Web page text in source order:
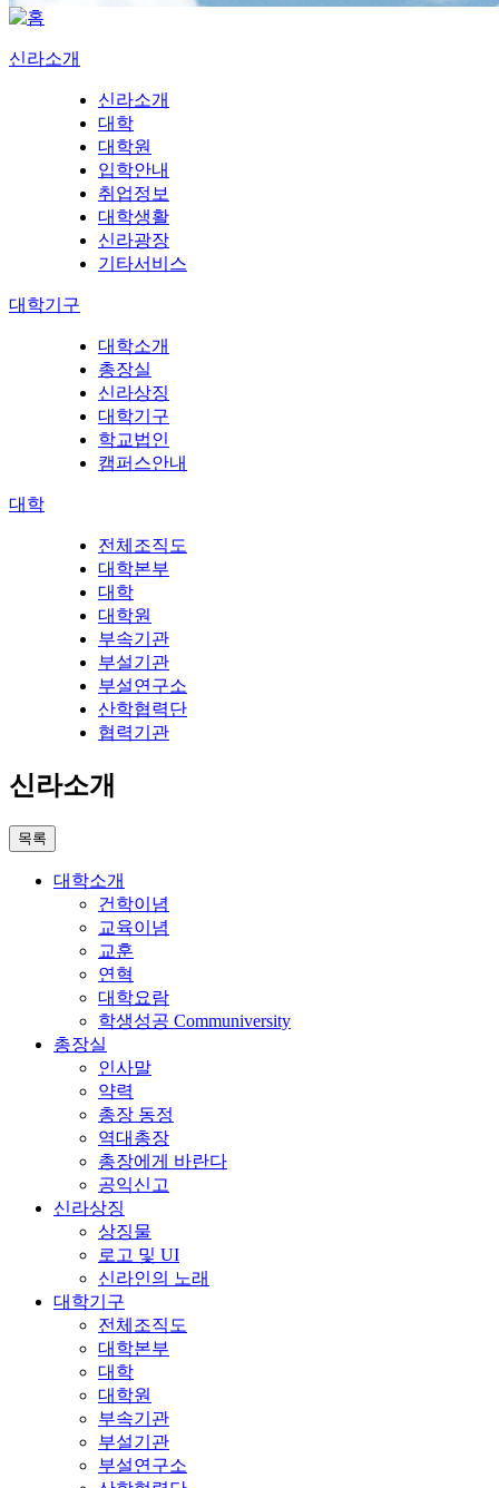
신라소개
신라소개
대학
대학원
입학안내
취업정보
대학생활
신라광장
기타서비스
대학기구
대학소개
총장실
신라상징
대학기구
학교법인
캠퍼스안내
대학
전체조직도
대학본부
대학
대학원
부속기관
부설기관
부설연구소
산학협력단
협력기관
신라소개
목록
대학소개
건학이념
교육이념
교훈
연혁
대학요람
학생성공 Communiversity
총장실
인사말
약력
총장 동정
역대총장
총장에게 바란다
공익신고
신라상징
상징물
로고 및 UI
신라인의 노래
대학기구
전체조직도
대학본부
대학
대학원
부속기관
부설기관
부설연구소